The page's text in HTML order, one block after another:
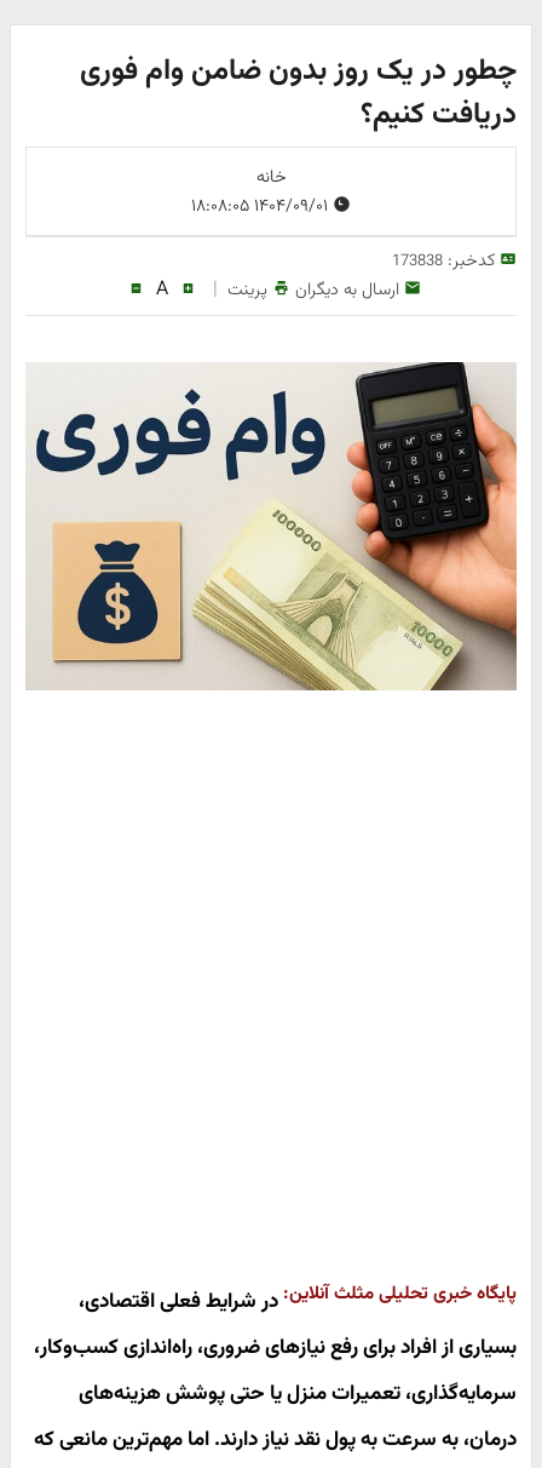
چطور در یک روز بدون ضامن وام فوری
دریافت کنیم؟
خانه
کدخبر:173838
ارسال به دیگران پرینت |
A
پایگاه خبری تحلیلی مثلث آنلاین: در شرایط فعلی اقتصادی،
بسیاری از افراد برای رفع نیازهای ضروری، راه‌اندازی کسب‌وکار،
سرمایه‌گذاری، تعمیرات منزل یا حتی پوشش هزینه‌های
درمان، به سرعت به پول نقد نیاز دارند. اما مهم‌ترین مانعی که